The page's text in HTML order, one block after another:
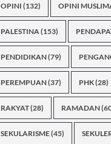
OPINI (132) OPINI
PALESTINA(153)
PENDIDIKAN(79)
PEREMPUAN(37) PHK(28)
RAKYAT(28) RAMADAN
SEKULARISME(45)